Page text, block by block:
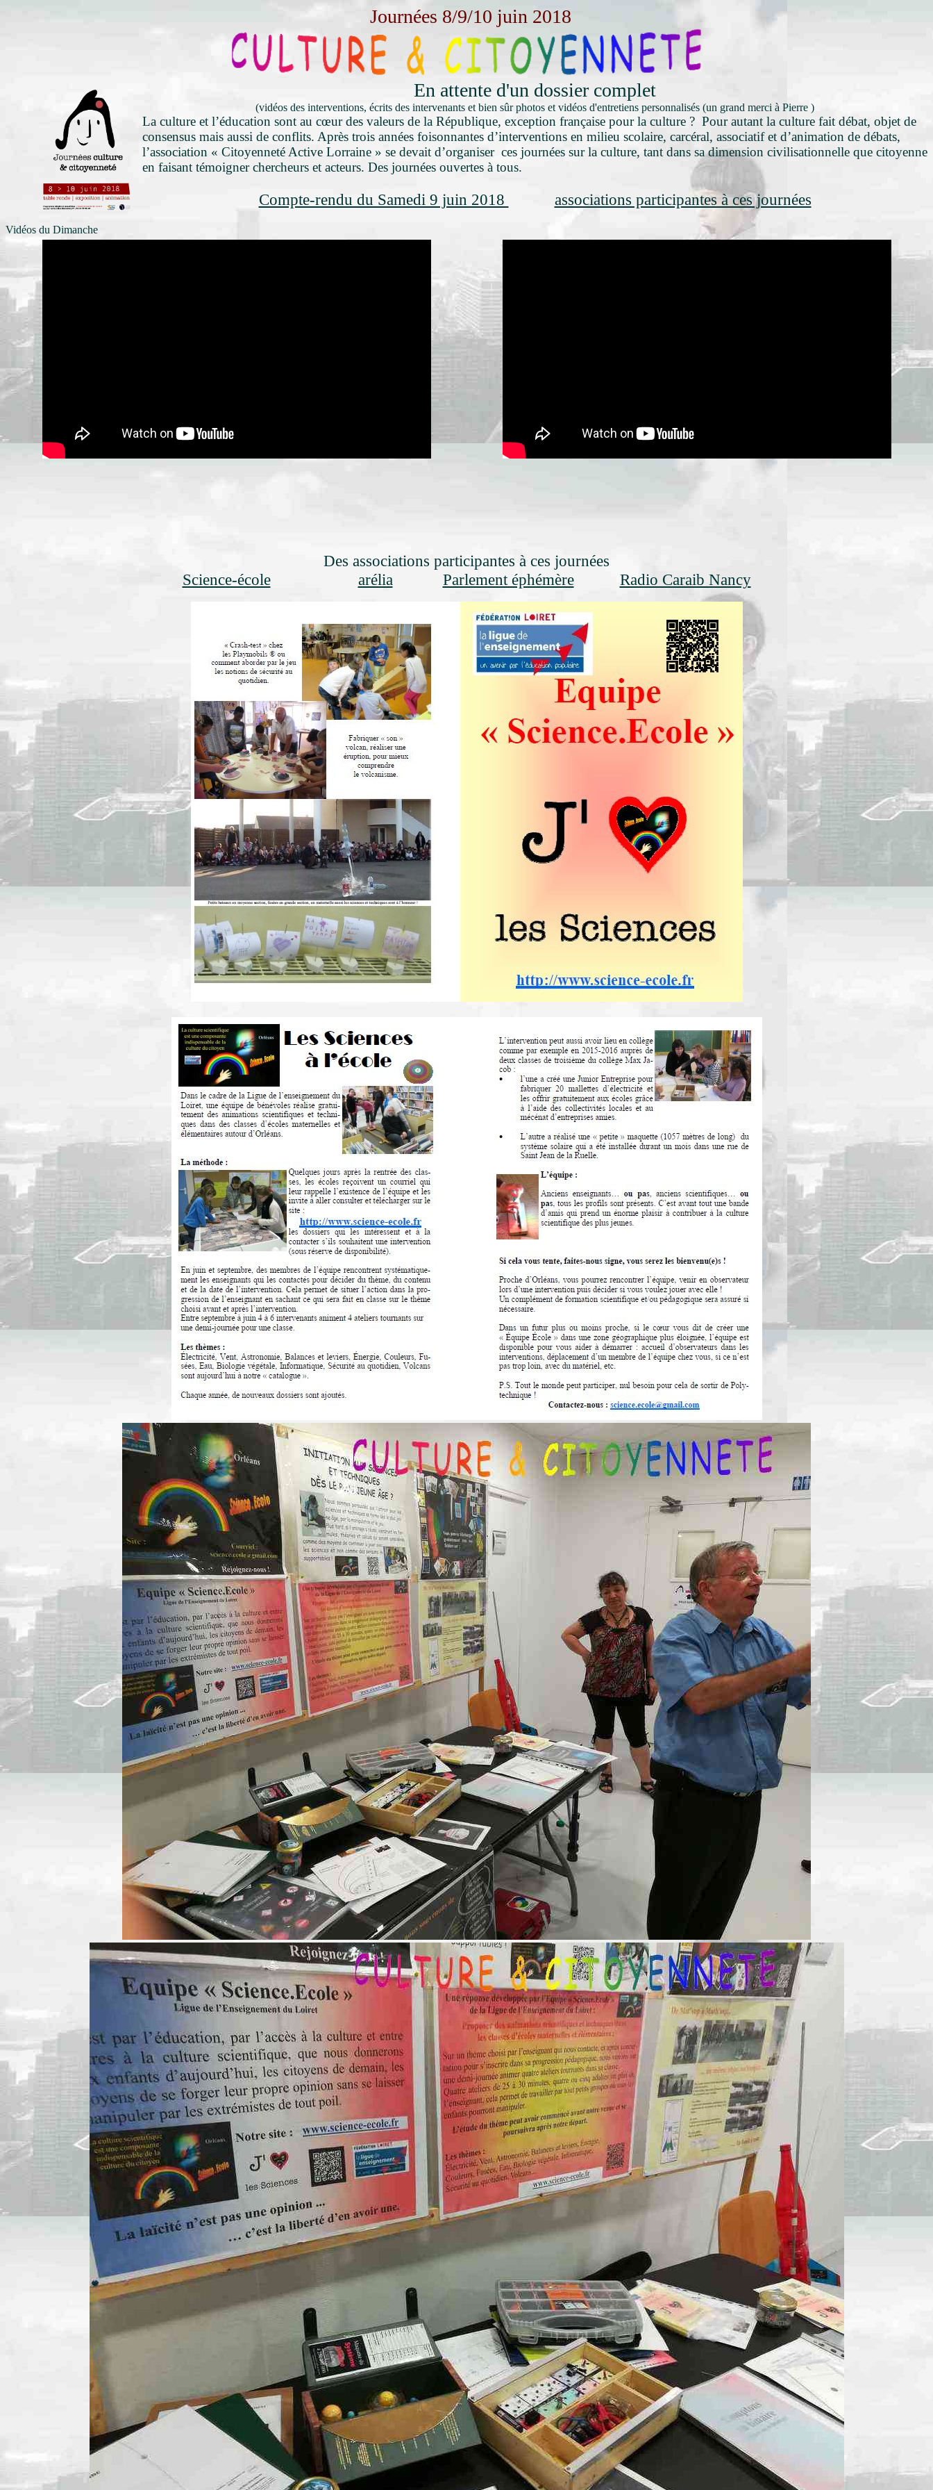
Journées 8/9/10 juin 2018
En attente d'un dossier complet
(vidéos des interventions, écrits des intervenants et bien sûr photos et vidéos d'entretiens personnalisés (un grand merci à Pierre )
La culture et l’éducation sont au cœur des valeurs de la République, exception française pour la culture ? Pour autant la culture fait débat, objet de
consensus mais aussi de conflits. Après trois années foisonnantes d’interventions en milieu scolaire, carcéral, associatif et d’animation de débats,
l’association « Citoyenneté Active Lorraine » se devait d’organiser ces journées sur la culture, tant dans sa dimension civilisationnelle que citoyenne
en faisant témoigner chercheurs et acteurs. Des journées ouvertes à tous.
Compte-rendu du Samedi 9 juin 2018 associations participantes à ces journées
Vidéos du Dimanche
Des associations participantes à ces journées
Science-école
arélia Parlement éphémère Radio Caraib Nancy